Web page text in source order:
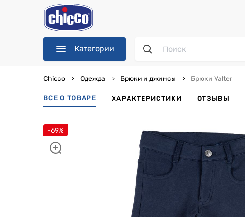
Категории
Chicco Одежда Брюки и джинсы Брюки Valter
ВСЕ О ТОВАРЕ ХАРАКТЕРИСТИКИ ОТЗЫВЫ
-69%